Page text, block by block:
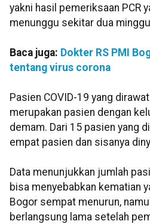
yakni hasil pemeriksaan PCR
menunggu sekitar dua
Baca juga: Dokter RS PMI
tentang virus corona
Pasien COVID-19 yang
merupakan pasien dengan
demam. Dari 15 pasien yang
empat pasien dan sisanya
Data menunjukkan jumlah
bisa menyebabkan kematian
Bogor sempat menurun,
berlangsung lama setelah